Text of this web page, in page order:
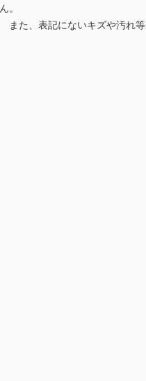
ん。
また、表記にないキズや汚れ等